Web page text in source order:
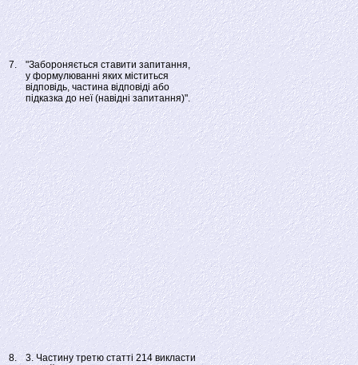
7.
"Забороняється ставити запитання,
у формулюванні яких міститься
відповідь, частина відповіді або
підказка до неї (навідні запитання)".
8.
3. Частину третю статті 214 викласти